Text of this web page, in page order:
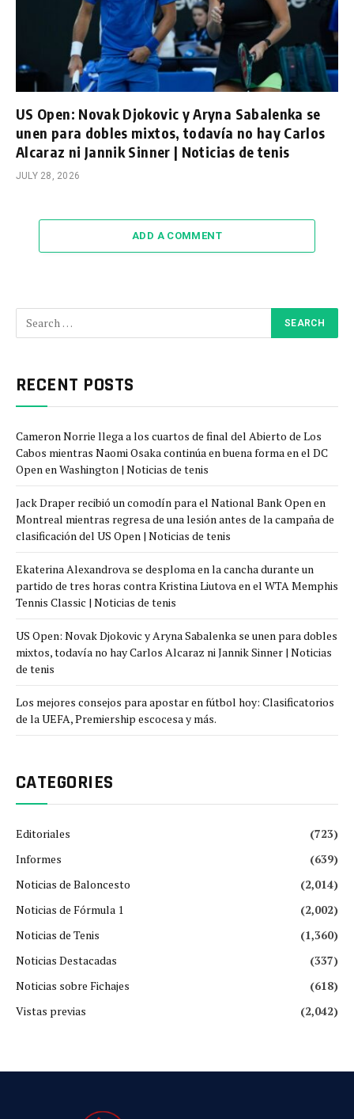
US Open: Novak Djokovic y Aryna Sabalenka se
unen para dobles mixtos, todavía no hay Carlos
Alcaraz ni Jannik Sinner | Noticias de tenis
JULY 28, 2026
ADD A COMMENT
RECENT POSTS
Cameron Norrie llega a los cuartos de final del Abierto de Los
Cabos mientras Naomi Osaka continúa en buena forma en el DC
Open en Washington | Noticias de tenis
Jack Draper recibió un comodín para el National Bank Open en
Montreal mientras regresa de una lesión antes de la campaña de
clasificación del US Open | Noticias de tenis
Ekaterina Alexandrova se desploma en la cancha durante un
partido de tres horas contra Kristina Liutova en el WTA Memphis
Tennis Classic | Noticias de tenis
US Open: Novak Djokovic y Aryna Sabalenka se unen para dobles
mixtos, todavía no hay Carlos Alcaraz ni Jannik Sinner | Noticias
de tenis
Los mejores consejos para apostar en fútbol hoy: Clasificatorios
de la UEFA, Premiership escocesa y más.
CATEGORIES
Editoriales
(723)
Informes
(639)
Noticias de Baloncesto
(2,014)
Noticias de Fórmula 1
(2,002)
Noticias de Tenis
(1,360)
Noticias Destacadas
(337)
Noticias sobre Fichajes
(618)
Vistas previas
(2,042)